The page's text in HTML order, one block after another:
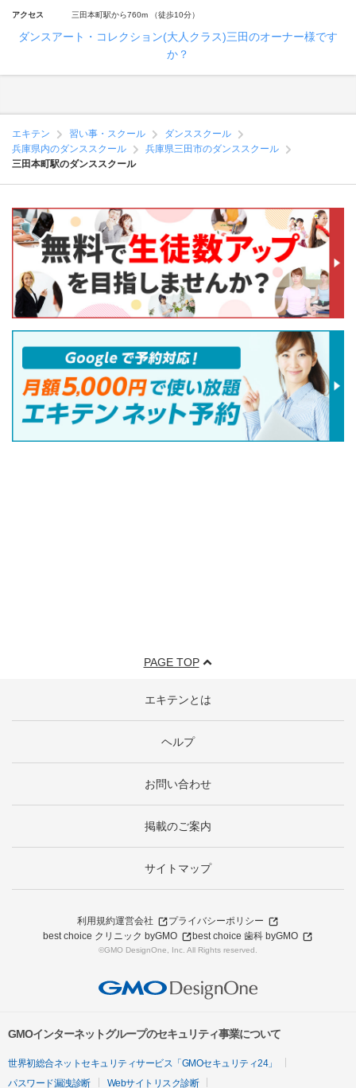
アクセス 三田本町駅から760m （徒歩10分）
ダンスアート・コレクション(大人クラス)三田のオーナー様です
か？
エキテン 習い事・スクール
ダンススクール
兵庫県内のダンススクール
兵庫県三田市のダンススクール
三田本町駅のダンススクール
PAGE TOP
エキテンとは
ヘルプ
お問い合わせ
掲載のご案内
サイトマップ
利用規約運営会社
プライバシーポリシー
best choice クリニック byGMO
best choice 歯科 byGMO
©GMO DesignOne, Inc. All Rights reserved.
GMOインターネットグループのセキュリティ事業について
世界初総合ネットセキュリティサービス「GMOセキュリティ24」
パスワード漏洩診断
Webサイトリスク診断